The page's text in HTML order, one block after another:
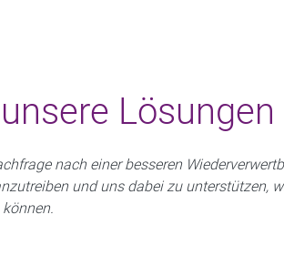
Lösungen
nach einer besseren
und uns dabei zu unterstützen,